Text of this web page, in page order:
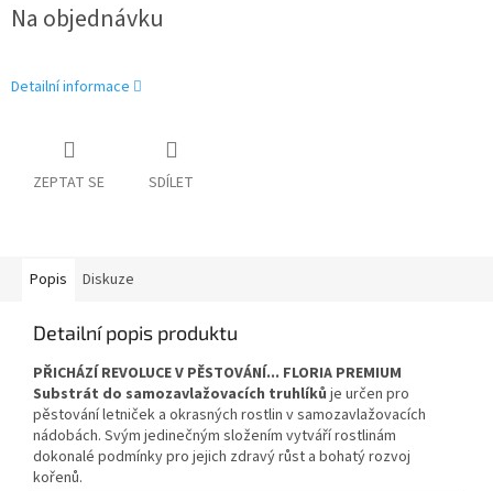
Na objednávku
Detailní informace
ZEPTAT SE SDÍLET
Popis Diskuze
Detailní popis produktu
PŘICHÁZÍ REVOLUCE V PĚSTOVÁNÍ... FLORIA PREMIUM
Substrát do samozavlažovacích truhlíků je určen pro
pěstování letniček a okrasných rostlin v samozavlažovacích
nádobách. Svým jedinečným složením vytváří rostlinám
dokonalé podmínky pro jejich zdravý růst a bohatý rozvoj
kořenů.